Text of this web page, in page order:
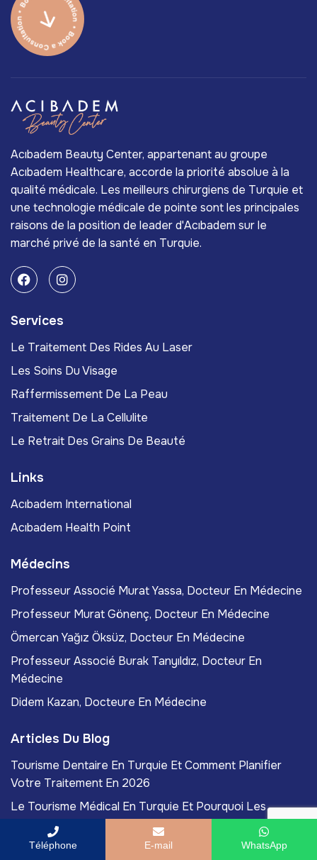
Acıbadem Beauty Center, appartenant au groupe
Acıbadem Healthcare, accorde la priorité absolue à la
qualité médicale. Les meilleurs chirurgiens de Turquie et
une technologie médicale de pointe sont les principales
raisons de la position de leader d'Acıbadem sur le
marché privé de la santé en Turquie.
Services
Le Traitement Des Rides Au Laser
Les Soins Du Visage
Raffermissement De La Peau
Traitement De La Cellulite
Le Retrait Des Grains De Beauté
Links
Acıbadem International
Acıbadem Health Point
Médecins
Professeur Associé Murat Yassa, Docteur En Médecine
Professeur Murat Gönenç, Docteur En Médecine
Ömercan Yağız Öksüz, Docteur En Médecine
Professeur Associé Burak Tanyıldız, Docteur En
Médecine
Didem Kazan, Docteure En Médecine
Articles Du Blog
Tourisme Dentaire En Turquie Et Comment Planifier
Votre Traitement En 2026
Le Tourisme Médical En Turquie Et Pourquoi Les
Patients Choisissent Istanbul En 2026!
Qu'est-Ce Que L'esthétique Régénérative Et Comment
Téléphone E-mail WhatsApp